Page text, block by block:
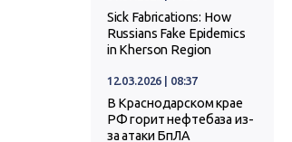
Sick Fabrications: How
Russians Fake Epidemics
in Kherson Region
12.03.2026 | 08:37
В Краснодарском крае
РФ горит нефтебаза из-
за атаки БпЛА